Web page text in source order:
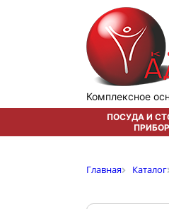
Комплексное
ПОСУДА И
Главная Каталог